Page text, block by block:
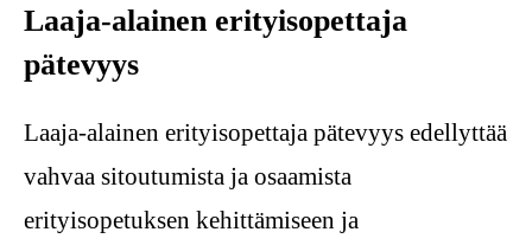
Laaja-alainen erityisopettaja
pätevyys
Laaja-alainen erityisopettaja pätevyys edellyttää
vahvaa sitoutumista ja osaamista
erityisopetuksen kehittämiseen ja